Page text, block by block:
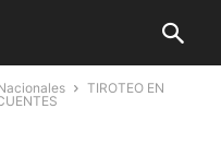
TIROTEO EN